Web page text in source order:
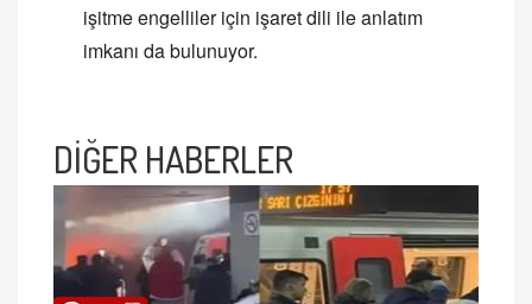
işitme engelliler için işaret dili ile anlatım
imkanı da bulunuyor.
DİĞER HABERLER